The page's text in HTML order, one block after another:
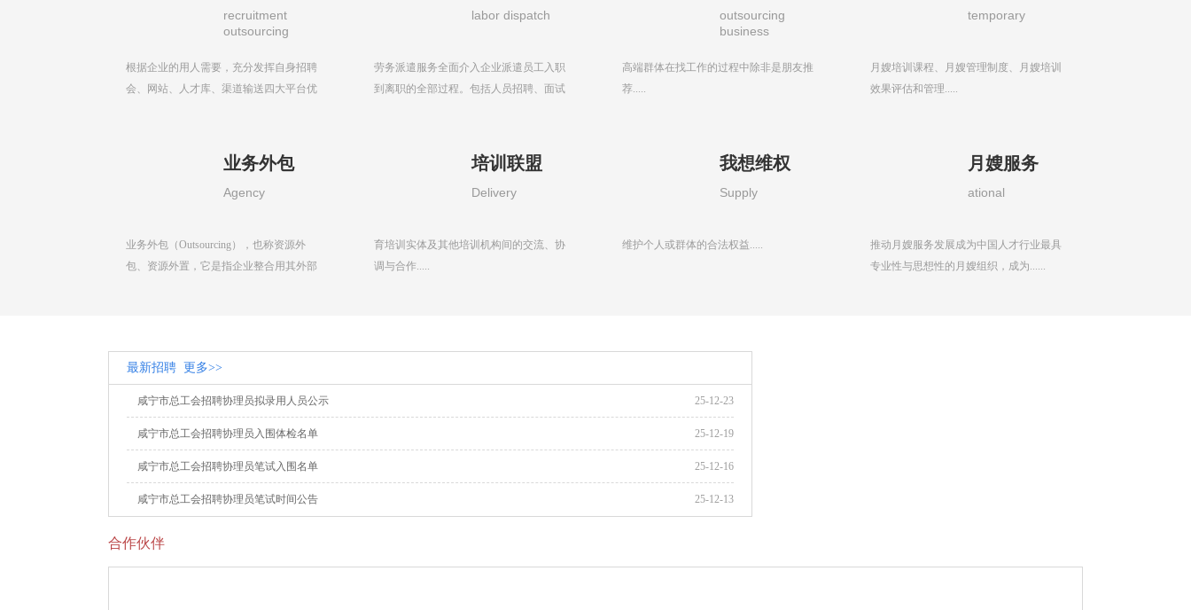
recruitment
outsourcing
根据企业的用人需要，充分发挥自身招聘
会、网站、人才库、渠道输送四大平台优
labor dispatch
劳务派遣服务全面介入企业派遣员工入职
到离职的全部过程。包括人员招聘、面试
outsourcing
business
高端群体在找工作的过程中除非是朋友推
荐.....
temporary
月嫂培训课程、月嫂管理制度、月嫂培训
效果评估和管理.....
业务外包
Agency
业务外包（Outsourcing），也称资源外
包、资源外置，它是指企业整合用其外部
培训联盟
Delivery
育培训实体及其他培训机构间的交流、协
调与合作.....
我想维权
Supply
维护个人或群体的合法权益.....
月嫂服务
ational
推动月嫂服务发展成为中国人才行业最具
专业性与思想性的月嫂组织，成为......
最新招聘 更多>>
咸宁市总工会招聘协理员拟录用人员公示 25-12-23
咸宁市总工会招聘协理员入围体检名单 25-12-19
咸宁市总工会招聘协理员笔试入围名单 25-12-16
咸宁市总工会招聘协理员笔试时间公告 25-12-13
合作伙伴